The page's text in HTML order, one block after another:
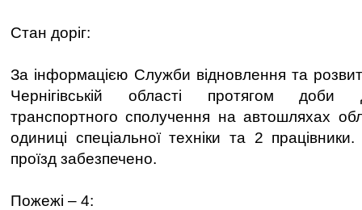
Стан доріг:
За інформацією Служби відновлення та
Чернігівській області протягом доби
транспортного сполучення на автошляхах
одиниці спеціальної техніки та 2
проїзд забезпечено.
Пожежі – 4: